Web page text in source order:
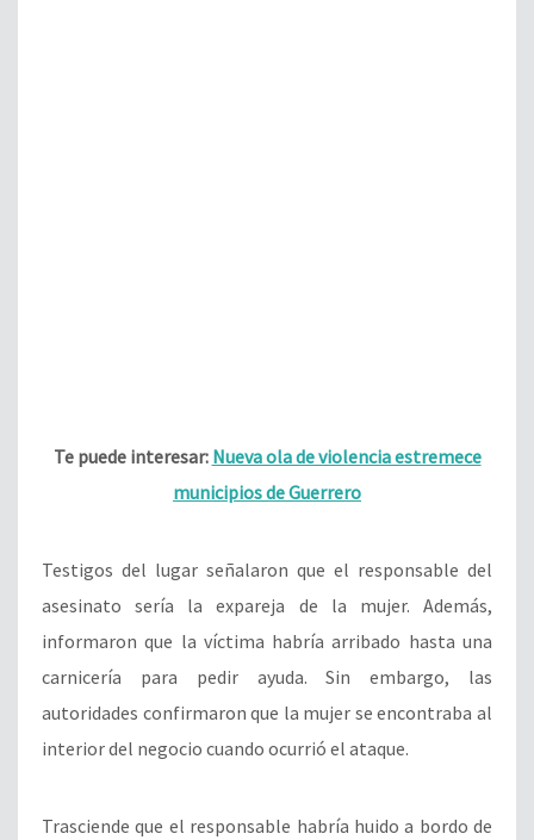
Te puede interesar: Nueva ola de violencia estremece
municipios de Guerrero
Testigos del lugar señalaron que el responsable del
asesinato sería la expareja de la mujer. Además,
informaron que la víctima habría arribado hasta una
carnicería para pedir ayuda. Sin embargo, las
autoridades confirmaron que la mujer se encontraba al
interior del negocio cuando ocurrió el ataque.
Trasciende que el responsable habría huido a bordo de